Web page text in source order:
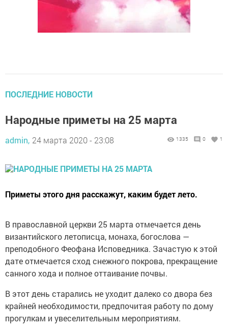
ПОСЛЕДНИЕ НОВОСТИ
Народные приметы на 25 марта
admin, 24 марта 2020 - 23:08 1335 0 1
Приметы этого дня расскажут, каким будет лето.
В православной церкви 25 марта отмечается день
византийского летописца, монаха, богослова —
преподобного Феофана Исповедника. Зачастую к этой
дате отмечается сход снежного покрова, прекращение
санного хода и полное оттаивание почвы.
В этот день старались не уходит далеко со двора без
крайней необходимости, предпочитая работу по дому
прогулкам и увеселительным мероприятиям.